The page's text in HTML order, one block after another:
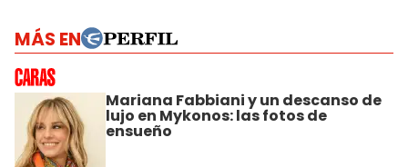
MÁS EN
Mariana Fabbiani y un descanso de
lujo en Mykonos: las fotos de
ensueño